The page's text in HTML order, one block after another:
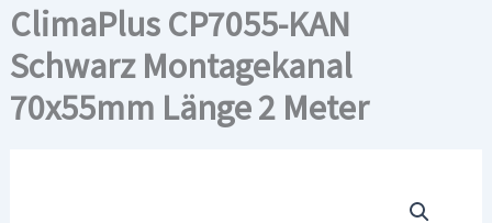
ClimaPlus CP7055-KAN
Schwarz Montagekanal
70x55mm Länge 2 Meter